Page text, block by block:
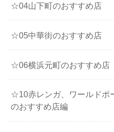
☆04山下町のおすすめ店
☆05中華街のおすすめ店
☆06横浜元町のおすすめ店
☆10赤レンガ、ワールドポ
のおすすめ店編